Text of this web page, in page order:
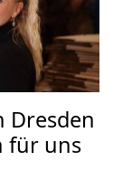
Dresden
für uns